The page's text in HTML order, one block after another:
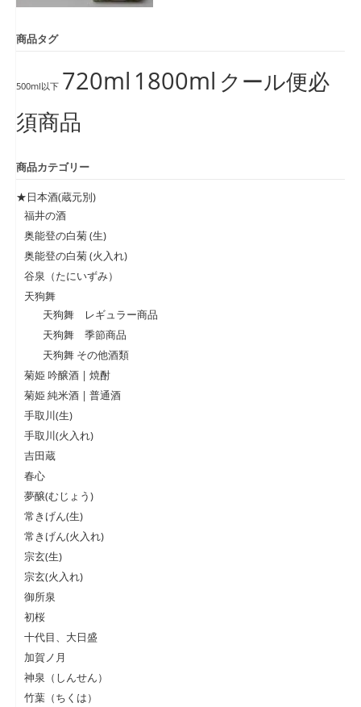
商品タグ
500ml以下 720ml 1800ml クール便必
須商品
商品カテゴリー
★日本酒(蔵元別)
福井の酒
奥能登の白菊 (生)
奥能登の白菊 (火入れ)
谷泉（たにいずみ）
天狗舞
天狗舞 レギュラー商品
天狗舞 季節商品
天狗舞 その他酒類
菊姫 吟醸酒 | 焼酎
菊姫 純米酒 | 普通酒
手取川(生)
手取川(火入れ)
吉田蔵
春心
夢醸(むじょう)
常きげん(生)
常きげん(火入れ)
宗玄(生)
宗玄(火入れ)
御所泉
初桜
十代目、大日盛
加賀ノ月
神泉（しんせん）
竹葉（ちくは）